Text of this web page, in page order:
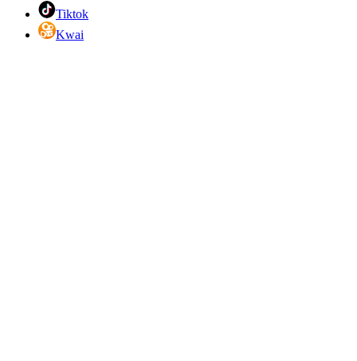
Tiktok
Kwai